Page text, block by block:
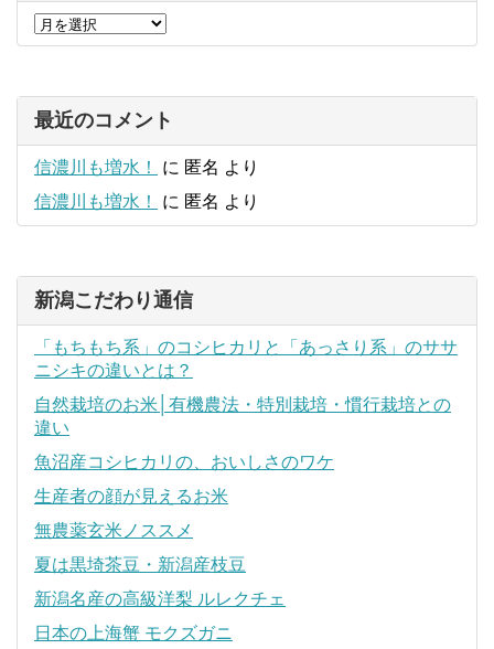
最近のコメント
信濃川も増水！ に 匿名 より
信濃川も増水！
に 匿名 より
新潟こだわり通信
「もちもち系」のコシヒカリと「あっさり系」のササ
ニシキの違いとは？
自然栽培のお米│有機農法・特別栽培・慣行栽培との
違い
魚沼産コシヒカリの、おいしさのワケ
生産者の顔が見えるお米
無農薬玄米ノススメ
夏は黒埼茶豆・新潟産枝豆
新潟名産の高級洋梨 ルレクチェ
日本の上海蟹 モクズガニ